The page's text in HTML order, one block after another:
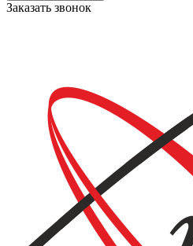
Заказать звонок